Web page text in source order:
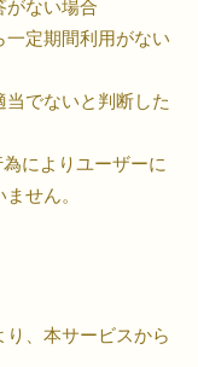
がない場合
一定期間利用がない
当でないと判断した
によりユーザーに
せん。
、本サービスから